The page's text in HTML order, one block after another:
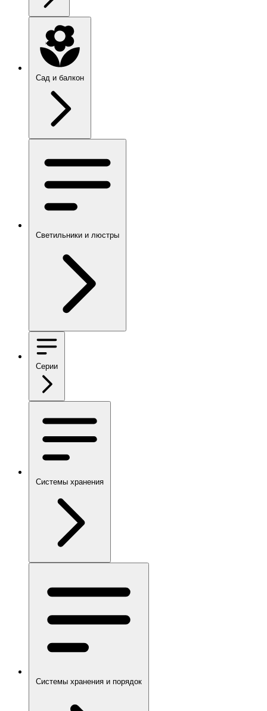
Сад и балкон
Светильники и люстры
Серии
Системы хранения
Системы хранения и порядок